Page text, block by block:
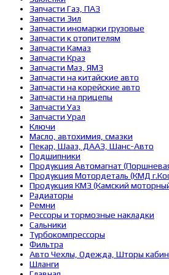
Запчасти Газ, ПАЗ
Запчасти Зил
Запчасти иномарки грузовые
Запчасти к отопителям
Запчасти Камаз
Запчасти Краз
Запчасти Маз, ЯМЗ
Запчасти на китайские авто
Запчасти на корейские авто
Запчасти на прицепы
Запчасти Уаз
Запчасти Урал
Ключи
Масло, автохимия, смазки
Пекар, Шааз, ДААЗ, Шанс-Авто
Подшипники
Продукция Автомагнат
Продукция Мотордеталь (КМД
Продукция КМЗ (Камский
Радиаторы
Ремни
Рессоры и тормозные накладки
Сальники
Турбокомпрессоры
Фильтра
Авто Чехлы, Одежда, Шторы
Шланги